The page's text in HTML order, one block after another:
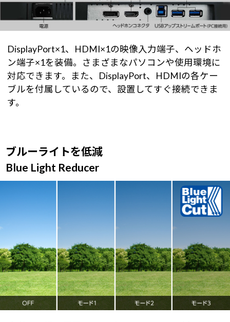
DisplayPort×1、HDMI×1の映像入力端子、ヘッドホ
ン端子×1を装備。さまざまなパソコンや使用環境に
対応できます。また、DisplayPort、HDMIの各ケー
ブルを付属しているので、設置してすぐ接続できま
す。
ブルーライトを低減
Blue Light Reducer